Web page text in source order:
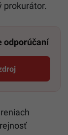
prokurátor.
odporúčaní
sa otvorí v